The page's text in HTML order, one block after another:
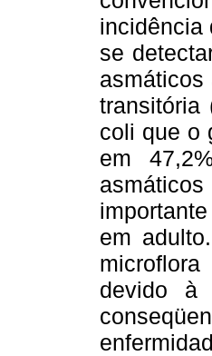
incidência
se
asmáticos
transitória
coli que o
em
em
devido à